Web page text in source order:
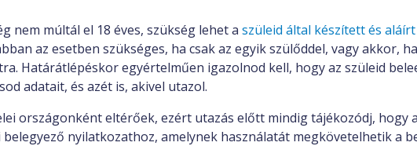
nem múltál el 18 éves, szükség lehet a szüleid által készített és
az esetben szükséges, ha csak az egyik szülőddel, vagy akkor,
Határátlépéskor egyértelműen igazolnod kell, hogy az szüleid
adatait, és azét is, akivel utazol.
országonként eltérőek, ezért utazás előtt mindig tájékozódj, hogy
nyilatkozathoz, amelynek használatát megkövetelhetik a